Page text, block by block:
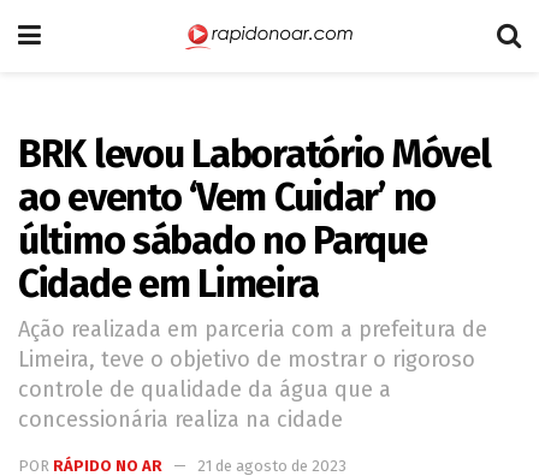
BRK levou Laboratório Móvel
ao evento ‘Vem Cuidar’ no
último sábado no Parque
Cidade em Limeira
Ação realizada em parceria com a prefeitura de
Limeira, teve o objetivo de mostrar o rigoroso
controle de qualidade da água que a
concessionária realiza na cidade
POR RÁPIDO NO AR
21 de agosto de 2023